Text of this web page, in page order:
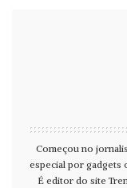
Começou no
especial por gadgets
É editor do site